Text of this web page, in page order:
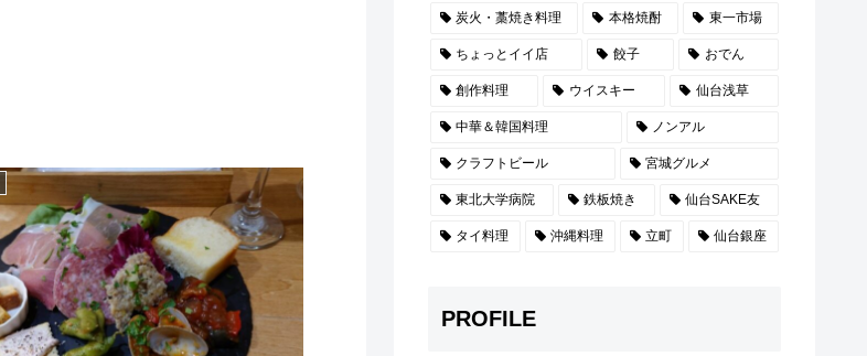
炭火・藁焼き料理 本格焼酎 東一市場
ちょっとイイ店 餃子 おでん
創作料理 ウイスキー 仙台浅草
中華＆韓国料理 ノンアル
クラフトビール 宮城グルメ
東北大学病院 鉄板焼き 仙台SAKE友
タイ料理 沖縄料理 立町 仙台銀座
PROFILE